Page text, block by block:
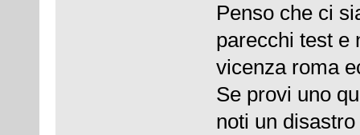
Penso che ci
parecchi test e
vicenza roma
Se provi uno
noti un